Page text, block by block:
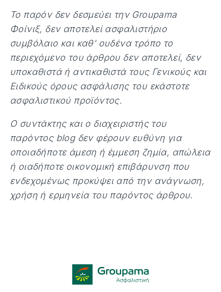
Το παρόν δεν δεσμεύει την Groupama
Φοίνιξ, δεν αποτελεί ασφαλιστήριο
συμβόλαιο και καθ' ουδένα τρόπο το
περιεχόμενο του άρθρου δεν αποτελεί, δεν
υποκαθιστά ή αντικαθιστά τους Γενικούς και
Ειδικούς όρους ασφάλισης του εκάστοτε
ασφαλιστικού προϊόντος.
Ο συντάκτης και ο διαχειριστής του
παρόντος blog δεν φέρουν ευθύνη για
οποιαδήποτε άμεση ή έμμεση ζημία, απώλεια
ή οιαδήποτε οικονομική επιβάρυνση που
ενδεχομένως προκύψει από την ανάγνωση,
χρήση ή ερμηνεία του παρόντος άρθρου.